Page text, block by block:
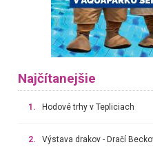
Najčítanejšie
1. Hodové trhy v Tepliciach
2. Výstava drakov - Dračí